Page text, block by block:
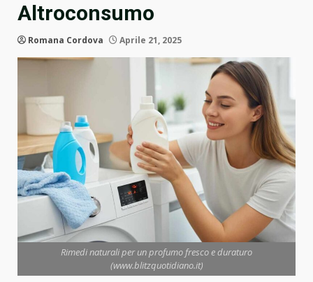
Altroconsumo
Romana Cordova Aprile 21, 2025
Rimedi naturali per un profumo fresco e duraturo
(www.blitzquotidiano.it)